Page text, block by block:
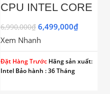
CPU INTEL CORE
4.60GHZ, 10 NHÂN
16 LUỒNG,18MB
CACHE, RAPTOR
LAKE)
6,990,000₫ 6,499,000₫
Xem Nhanh
Đặt Hàng Trước Hãng sản xuất:
Intel Bảo hành : 36 Tháng